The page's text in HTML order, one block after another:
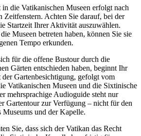
die Vatikanischen Museen erfolgt nach
Zeitfenstern. Achten Sie darauf, bei der
Startzeit Ihrer Aktivität auszuwählen.
Museen betreten haben, können Sie sie
Tempo erkunden.
für die offene Bustour durch die
Gärten entschieden haben, beginnt Ihr
der Gartenbesichtigung, gefolgt vom
Vatikanischen Museen und die Sixtinische
mehrsprachige Audioguide steht nur
Gartentour zur Verfügung – nicht für den
Museums und der Kapelle.
Sie, dass sich der Vatikan das Recht